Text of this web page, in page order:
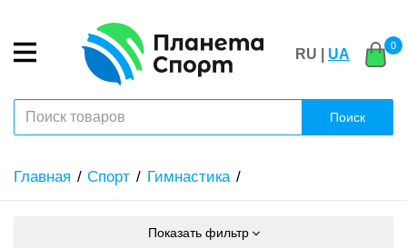
RU | UA
0
Поиск
Главная Спорт Гимнастика
Показать фильтр